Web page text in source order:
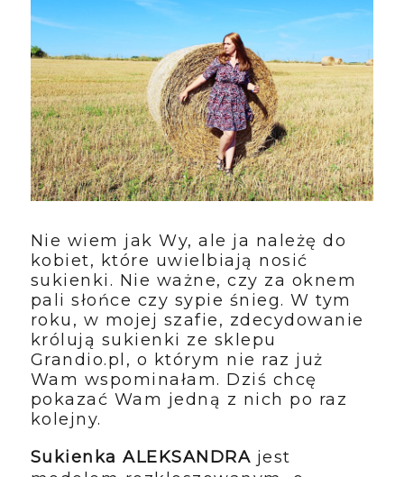
Nie wiem jak Wy, ale ja należę do
kobiet, które uwielbiają nosić
sukienki. Nie ważne, czy za oknem
pali słońce czy sypie śnieg. W tym
roku, w mojej szafie, zdecydowanie
królują sukienki ze sklepu
Grandio.pl, o którym nie raz już
Wam wspominałam. Dziś chcę
pokazać Wam jedną z nich po raz
kolejny.
Sukienka ALEKSANDRA jest